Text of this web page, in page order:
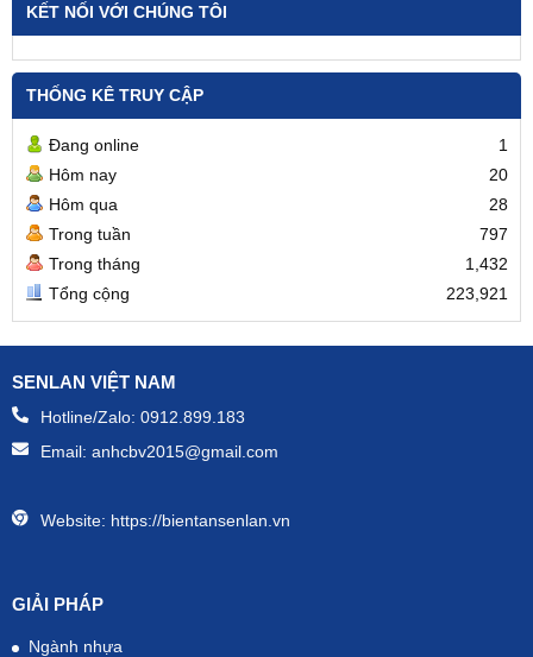
KẾT NỐI VỚI CHÚNG TÔI
THỐNG KÊ TRUY CẬP
Đang online
1
Hôm nay
20
Hôm qua
28
Trong tuần
797
Trong tháng
1,432
Tổng cộng
223,921
Kho hàng vỏ tủ điện trong nhà lắp biến tần
SENLAN VIỆT NAM
Hotline/Zalo: 0912.899.183
Email: anhcbv2015@gmail.com
Website: https://bientansenlan.vn
GIẢI PHÁP
Ngành nhựa